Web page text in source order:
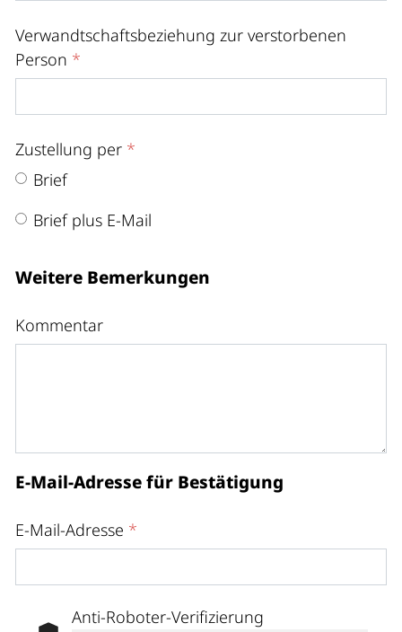
Verwandtschaftsbeziehung zur verstorbenen
Person *
Zustellung per *
Brief
Brief plus E-Mail
Weitere Bemerkungen
Kommentar
E-Mail-Adresse für Bestätigung
E-Mail-Adresse *
Anti-Roboter-Verifizierung